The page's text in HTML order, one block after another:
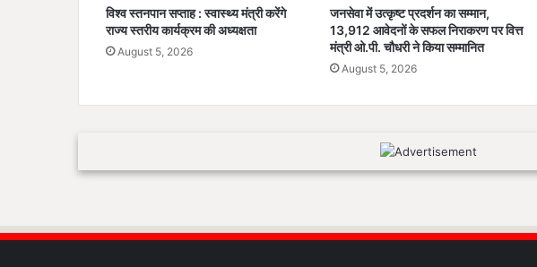
विश्व स्तनपान सप्ताह : स्वास्थ्य मंत्री करेंगे
राज्य स्तरीय कार्यक्रम की अध्यक्षता
August 5, 2026
जनसेवा में उत्कृष्ट प्रदर्शन का सम्मान,
13,912 आवेदनों के सफल निराकरण पर वित्त
मंत्री ओ.पी. चौधरी ने किया सम्मानित
August 5, 2026